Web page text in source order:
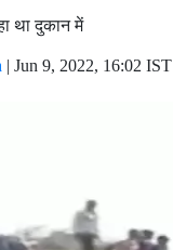
था दुकान में
| Jun 9, 2022, 16:02 IST